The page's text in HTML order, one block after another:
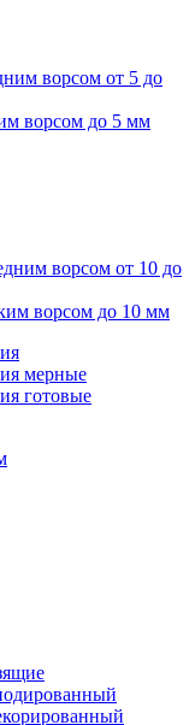
ворсом от 5 до
ворсом до 5 мм
ворсом от 10 до
ворсом до 10 мм
мерные
готовые